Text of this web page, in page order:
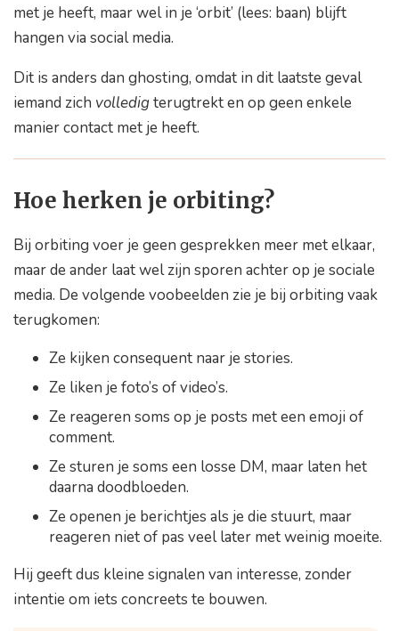
met je heeft, maar wel in je ‘orbit’ (lees: baan) blijft
hangen via social media.
Dit is anders dan ghosting, omdat in dit laatste geval
iemand zich volledigterugtrekt en op geen enkele
manier contact met je heeft.
Hoe herken je orbiting?
Bij orbiting voer je geen gesprekken meer met elkaar,
maar de ander laat wel zijn sporen achter op je sociale
media. De volgende voobeelden zie je bij orbiting vaak
terugkomen:
Ze kijken consequent naar je stories.
Ze liken je foto’s of video’s.
Ze reageren soms op je posts met een emoji of
comment.
Ze sturen je soms een losse DM, maar laten het
daarna doodbloeden.
Ze openen je berichtjes als je die stuurt, maar
reageren niet of pas veel later met weinig moeite.
Hij geeft dus kleine signalen van interesse, zonder
intentie om iets concreets te bouwen.